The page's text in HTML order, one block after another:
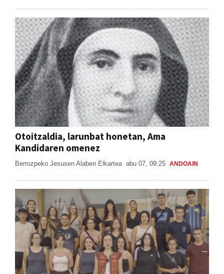
Otoitzaldia, larunbat honetan, Ama
Kandidaren omenez
Berrozpeko Jesusen Alaben Elkartea abu 07, 09:25 ANDOAIN